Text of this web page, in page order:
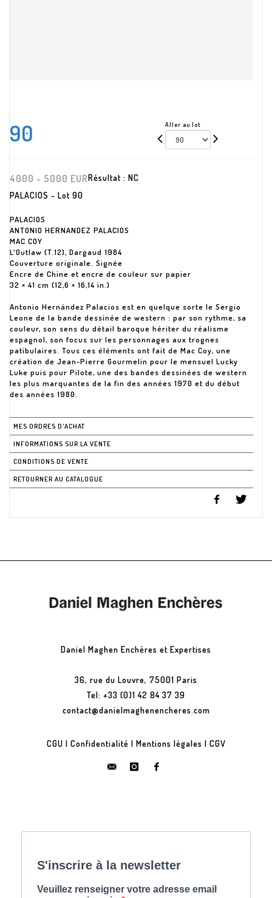
90 Aller au lot
4000 - 5000 EURRésultat : NC
PALACIOS - Lot 90
PALACIOS
ANTONIO HERNANDEZ PALACIOS
MAC COY
L'Outlaw (T.12), Dargaud 1984
Couverture originale. Signée
Encre de Chine et encre de couleur sur papier
32 × 41 cm (12,6 × 16,14 in.)
Antonio Hernández Palacios est en quelque sorte le Sergio
Leone de la bande dessinée de western : par son rythme, sa
couleur, son sens du détail baroque hériter du réalisme
espagnol, son focus sur les personnages aux trognes
patibulaires. Tous ces éléments ont fait de Mac Coy, une
création de Jean-Pierre Gourmelin pour le mensuel Lucky
Luke puis pour Pilote, une des bandes dessinées de western
les plus marquantes de la fin des années 1970 et du début
MES ORDRES D'ACHAT
INFORMATIONS SUR LA VENTE
CONDITIONS DE VENTE
RETOURNER AU CATALOGUE
Daniel Maghen Enchères et Expertises
36, rue du Louvre, 75001 Paris
Tel: +33 (0)1 42 84 37 39
contact@danielmaghenencheres.com
CGU | Confidentialité | Mentions légales | CGV